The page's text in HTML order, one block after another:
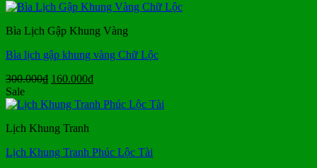
là:
tại
330.000₫.
Bìa Lịch Gập Khung Vàng
Bìa lịch gập khung vàng Chữ Lộc
300.000₫ Giá
là:
160.000₫Giá
tại
Sale
Lịch Khung Tranh
Lịch Khung Tranh Phúc Lộc Tài